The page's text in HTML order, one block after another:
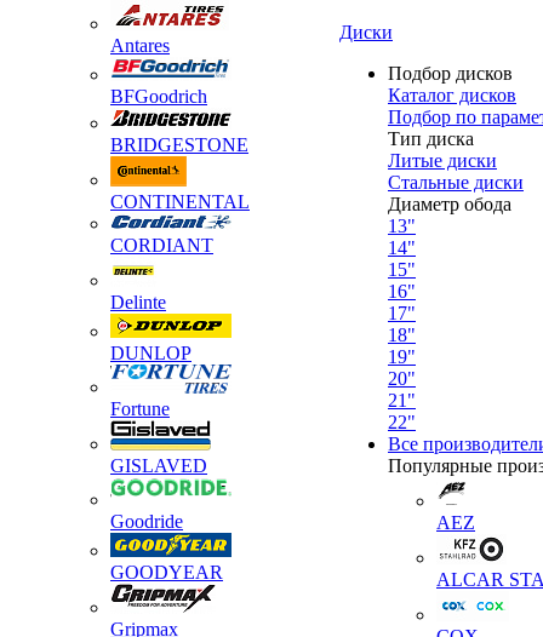
Antares
BFGoodrich
BRIDGESTONE
CONTINENTAL
CORDIANT
Delinte
DUNLOP
Fortune
GISLAVED
Goodride
GOODYEAR
Gripmax
Диски
Подбор дисков
Каталог дисков
Подбор по
Тип диска
Литые диски
Стальные диски
Диаметр обода
13"
14"
15"
16"
17"
18"
19"
20"
21"
22"
Все
Популярные
AEZ
ALCAR